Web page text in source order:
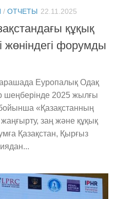
/ ОТЧЕТЫ 22.11.2025
құқық
жөніндегі форумды
Еуропалық Одақ
2025 жылғы
бойынша «Қазақстанның
заң және құқық
Қазақстан, Қырғыз